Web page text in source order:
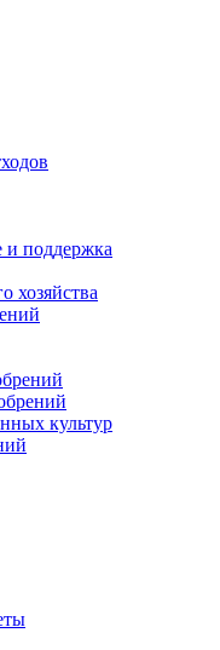
и поддержка
хозяйства
культур